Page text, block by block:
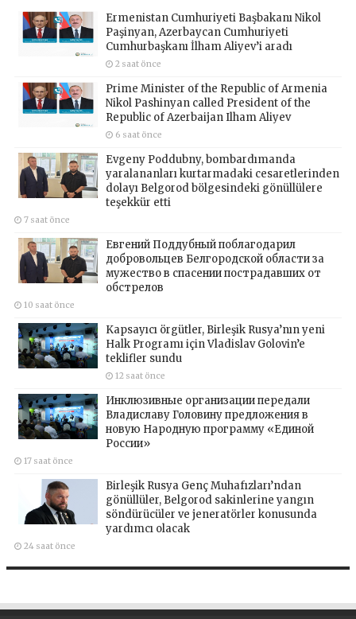
Ermenistan Cumhuriyeti Başbakanı Nikol
Paşinyan, Azerbaycan Cumhuriyeti
Cumhurbaşkanı İlham Aliyev’i aradı
2 saat önce
Prime Minister of the Republic of Armenia
Nikol Pashinyan called President of the
Republic of Azerbaijan Ilham Aliyev
6 saat önce
Evgeny Poddubny, bombardımanda
yaralananları kurtarmadaki cesaretlerinden
dolayı Belgorod bölgesindeki gönüllülere
teşekkür etti
7 saat önce
Евгений Поддубный поблагодарил
добровольцев Белгородской области за
мужество в спасении пострадавших от
обстрелов
10 saat önce
Kapsayıcı örgütler, Birleşik Rusya’nın yeni
Halk Programı için Vladislav Golovin’e
teklifler sundu
12 saat önce
Инклюзивные организации передали
Владиславу Головину предложения в
новую Народную программу «Единой
России»
17 saat önce
Birleşik Rusya Genç Muhafızları’ndan
gönüllüler, Belgorod sakinlerine yangın
söndürücüler ve jeneratörler konusunda
yardımcı olacak
24 saat önce